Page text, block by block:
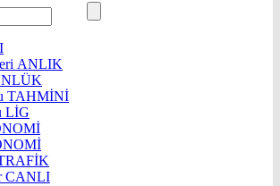
ANLIK
TAHMİNİ
LİG
CANLI